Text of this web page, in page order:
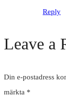
Reply
Leave a
Din e-postadress
märkta *